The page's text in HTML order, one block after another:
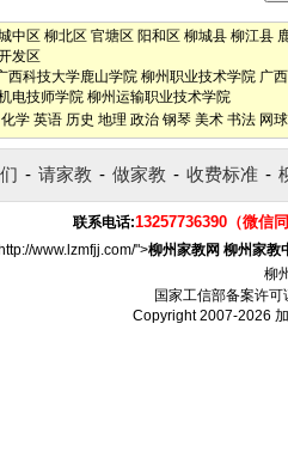
中区 柳北区 官塘区 阳和区 柳城县 柳江县
发区
西科技大学鹿山学院 柳州职业技术学院 广
电技师学院 柳州运输职业技术学院
化学 英语 历史 地理 政治 钢琴 美术 书法 网球
- 请家教 - 做家教 - 收费标准 -
联系电话:13257736390（微信
www.lzmfjj.com/">柳州家教网 柳州家教
柳
国家工信部备案许可
Copyright 2007-2026